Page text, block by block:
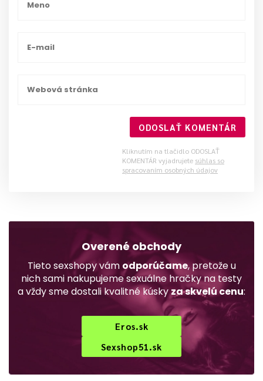
ODOSLAŤ KOMENTÁR
Kliknutím na tlačidlo ODOSLAŤ
KOMENTÁR vyjadrujete súhlas so
spracovaním osobných údajov
Overené obchody
Tieto sexshopy vám odporúčame, pretože u
nich sami nakupujeme sexuálne hračky na testy
a vždy sme dostali kvalitné kúskyza skvelú cenu:
Eros.sk
Sexshop51.sk